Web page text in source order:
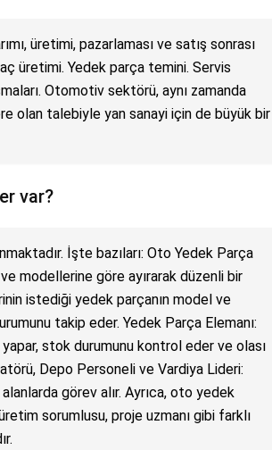
üretimi, pazarlaması ve satış sonrası
üretimi. Yedek parça temini. Servis
Otomotiv sektörü, aynı zamanda
olan talebiyle yan sanayi için de büyük bir
var?
İşte bazıları: Oto Yedek Parça
modellerine göre ayırarak düzenli bir
istediği yedek parçanın model ve
takip eder. Yedek Parça Elemanı:
yapar, stok durumunu kontrol eder ve olası
Depo Personeli ve Vardiya Lideri:
görev alır. Ayrıca, oto yedek
sorumlusu, proje uzmanı gibi farklı